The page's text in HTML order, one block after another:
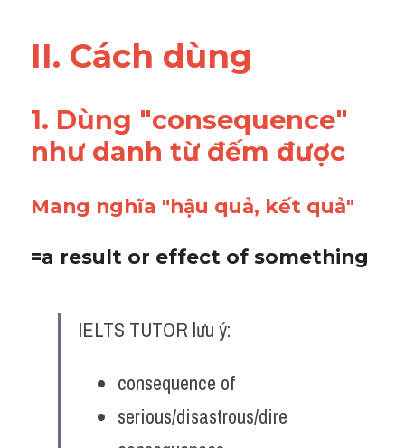
II. Cách dùng
1. Dùng "consequence"
như danh từ đếm được
Mang nghĩa "hậu quả, kết quả"
=a result or effect of something
IELTS TUTOR lưu ý:
consequence of
serious/disastrous/dire